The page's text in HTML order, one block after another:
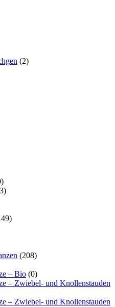
(2)
(208)
– Bio (0)
– Zwiebel- und Knollenstauden
– Zwiebel- und Knollenstauden